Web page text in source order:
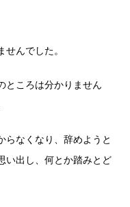
んでした。
ところは分かりません
らなくなり、辞めようと
い出し、何とか踏みとど